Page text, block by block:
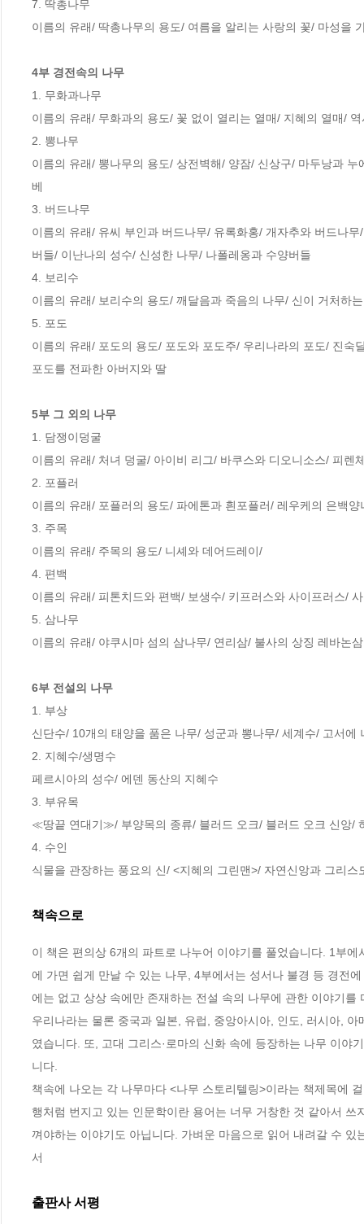
7. 딱총나무
이름의 유래/ 딱총나무의 용도/ 여름을 알리는 사랑의 꽃/ 마성을
4부 경전속의 나무
1. 무화과나무
이름의 유래/ 무화과의 용도/ 꽃 없이 열리는 열매/ 지혜의 열매/
2. 뽕나무
이름의 유래/ 뽕나무의 용도/ 상전벽해/ 양잠/ 신상구/ 마두낭과
베
3. 버드나무
이름의 유래/ 유씨 부인과 버드나무/ 유록화홍/ 개자추와 버드나
버들/ 이난나의 성수/ 신성한 나무/ 나폴레옹과 수양버들
4. 보리수
이름의 유래/ 보리수의 용도/ 깨달음과 죽음의 나무/ 신이 거처하
5. 포도
이름의 유래/ 포도의 용도/ 포도와 포도주/ 우리나라의 포도/ 진
포도를 전파한 아버지와 딸
5부 그 외의 나무
1. 담쟁이덩굴
이름의 유래/ 처녀 덩굴/ 아이비 리그/ 바쿠스와 디오니소스/ 피
2. 포플러
이름의 유래/ 포플러의 용도/ 파에톤과 흰포플러/ 레우케의 은백
3. 주목
이름의 유래/ 주목의 용도/ 니셰와 데어드레이/
4. 편백
이름의 유래/ 피톤치드와 편백/ 보생수/ 키프러스와 사이프러스/
5. 삼나무
이름의 유래/ 야쿠시마 섬의 삼나무/ 연리삼/ 불사의 상징 레바논
6부 전설의 나무
1. 부상
신단수/ 10개의 태양을 품은 나무/ 성군과 뽕나무/ 세계수/ 고서에
2. 지혜수/생명수
페르시아의 성수/ 에덴 동산의 지혜수
3. 부유목
≪땅끝 연대기≫/ 부양목의 종류/ 블러드 오크/ 블러드 오크 신앙/
4. 수인
식물을 관장하는 풍요의 신/ <지혜의 그린맨>/ 자연신앙과 그리
책속으로
이 책은 편의상 6개의 파트로 나누어 이야기를 풀었습니다. 1부
에 가면 쉽게 만날 수 있는 나무, 4부에서는 성서나 불경 등 경전
에는 없고 상상 속에만 존재하는 전설 속의 나무에 관한 이야기를
우리나라는 물론 중국과 일본, 유럽, 중앙아시아, 인도, 러시아,
였습니다. 또, 고대 그리스·로마의 신화 속에 등장하는 나무 이야
니다.
책속에 나오는 각 나무마다 <나무 스토리텔링>이라는 책제목에
행처럼 번지고 있는 인문학이란 용어는 너무 거창한 것 같아서
껴야하는 이야기도 아닙니다. 가벼운 마음으로 읽어 내려갈 수
서
출판사 서평